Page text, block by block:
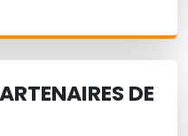
DE